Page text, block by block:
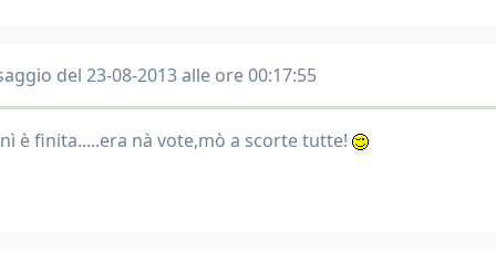
del 23-08-2013 alle ore 00:17:55
è finita.....era nà vote,mò a scorte tutte!